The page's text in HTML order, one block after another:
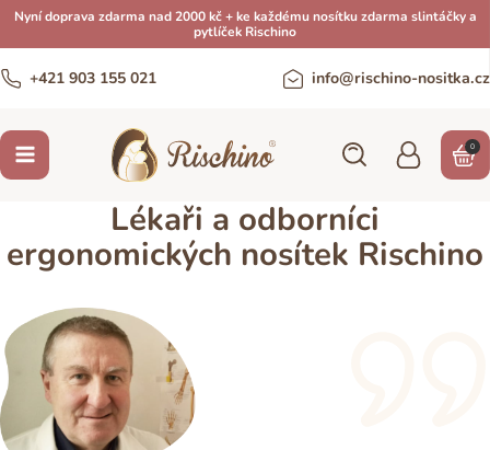
Nyní doprava zdarma nad 2000 kč + ke každému nosítku zdarma slintáčky a
pytlíček Rischino
+421 903 155 021 info@rischino-nositka.cz
0
Lékaři a odborníci
ergonomických nosítek Rischino